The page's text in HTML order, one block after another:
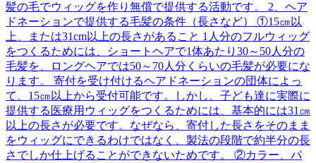
髪の毛でウィッグを作り無償で提供する活動です。 2、ヘア
ドネーションで提供する毛髪の条件（長さなど） ①15㎝以
上、または31cm以上の長さがあること 1人分のフルウィッグ
をつくるためには、ショートヘアで1体あたり30～50人分の
毛髪を、ロングヘアでは50～70人分くらいの毛髪が必要にな
ります。 寄付を受け付けるヘアドネーションの団体によっ
て、15㎝以上から受付可能です。しかし、子ども達に実際に
提供する医療用ウィッグをつくるためには、基本的には31㎝
以上の長さが必要です。なぜなら、寄付した長さをそのまま
をウィッグにできるわけではなく、製法の段階で約半分の長
さでしか仕上げることができないためです。 ②カラー、パ